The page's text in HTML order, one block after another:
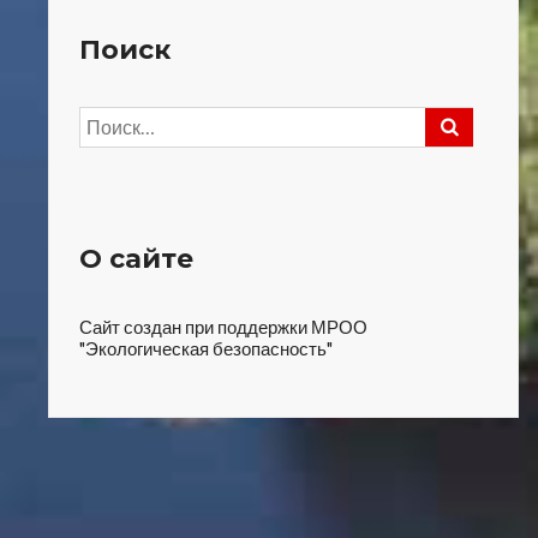
Поиск
Найти:
О сайте
Сайт создан при поддержки МРОО
"Экологическая безопасность"